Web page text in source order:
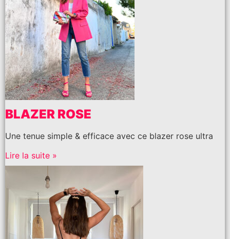
BLAZER ROSE
Une tenue simple & efficace avec ce blazer rose ultra
Lire la suite »